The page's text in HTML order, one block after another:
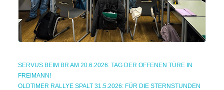
SERVUS BEIM BR AM 20.6.2026: TAG DER OFFENEN TÜRE IN
FREIMANN!
OLDTIMER RALLYE SPALT 31.5.2026: FÜR DIE STERNSTUNDEN